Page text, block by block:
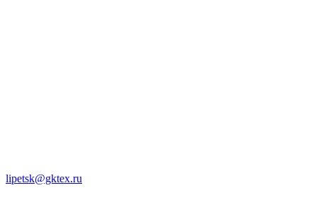
lipetsk@gktex.ru